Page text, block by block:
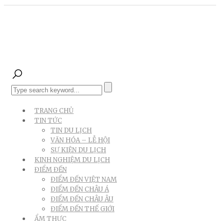
TRANG CHỦ
TIN TỨC
TIN DU LỊCH
VĂN HÓA – LỄ HỘI
SỰ KIỆN DU LỊCH
KINH NGHIỆM DU LỊCH
ĐIỂM ĐẾN
ĐIỂM ĐẾN VIỆT NAM
ĐIỂM ĐẾN CHÂU Á
ĐIỂM ĐẾN CHÂU ÂU
ĐIỂM ĐẾN THẾ GIỚI
ẨM THỰC